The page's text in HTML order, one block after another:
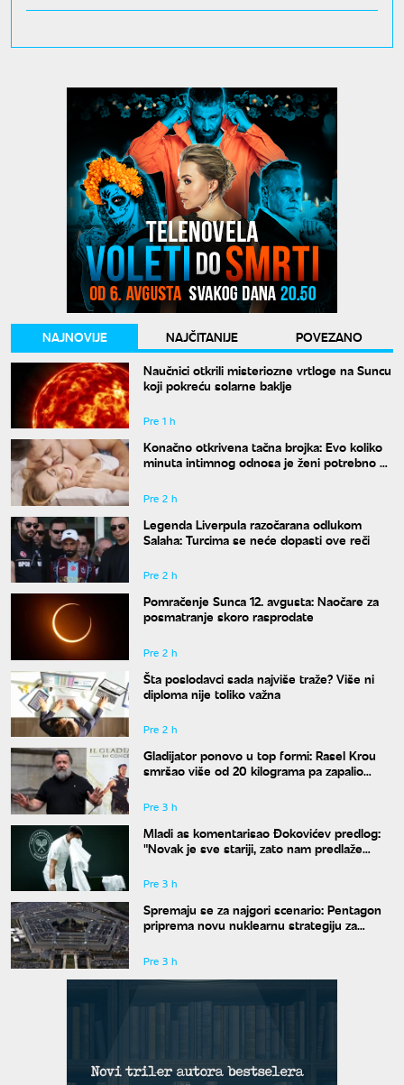
NAJNOVIJE NAJČITANIJE
POVEZANO
Naučnici otkrili misteriozne vrtloge na Suncu
koji pokreću solarne baklje
Pre 1 h
Konačno otkrivena tačna brojka: Evo koliko
minuta intimnog odnosa je ženi potrebno da
Pre 2 h
Legenda Liverpula razočarana odlukom
Salaha: Turcima se neće dopasti ove reči
Pre 2 h
Pomračenje Sunca 12. avgusta: Naočare za
posmatranje skoro rasprodate
Pre 2 h
Šta poslodavci sada najviše traže? Više ni
diploma nije toliko važna
Pre 2 h
Gladijator ponovo u top formi: Rasel Krou
smršao više od 20 kilograma pa zapalio
Pre 3 h
Mladi as komentarisao Đokovićev predlog:
"Novak je sve stariji, zato nam predlaže
Pre 3 h
Spremaju se za najgori scenario: Pentagon
priprema novu nuklearnu strategiju za
Pre 3 h